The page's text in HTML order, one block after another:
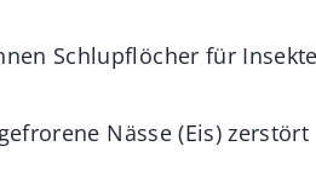
Schlupflöcher für
Nässe (Eis) zerstört